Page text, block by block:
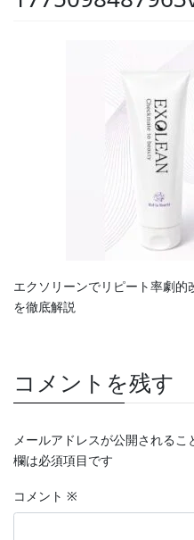
エクソリーンでリピート率劇
を徹底解説
コメントを残す
メールアドレスが公開されるこ
欄は必須項目です
コメント ※